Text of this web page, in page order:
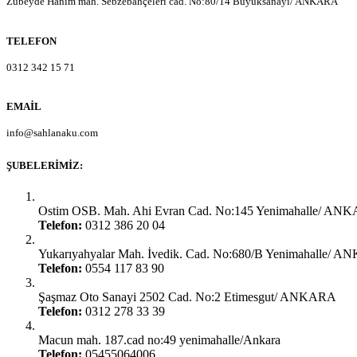
TELEFON
0312 342 15 71
EMAIL
info@sahlanaku.com
ŞUBELERIMIZ:
Ostim OSB. Mah. Ahi Evran Cad. No:145 Yenimahalle/
Telefon: 0312 386 20 04
Yukarıyahyalar Mah. İvedik. Cad. No:680/B Yenimahalle/
Telefon: 0554 117 83 90
Şaşmaz Oto Sanayi 2502 Cad. No:2 Etimesgut/ ANKARA
Telefon: 0312 278 33 39
Macun mah. 187.cad no:49 yenimahalle/Ankara